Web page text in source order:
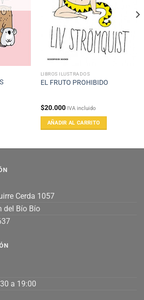
LIBROS ILUSTRADOS
EL FRUTO PROHIBIDO
$20.000 IVA incluido
AÑADIR AL CARRITO
Cerda 1057
del Bío Bío
a 19:00